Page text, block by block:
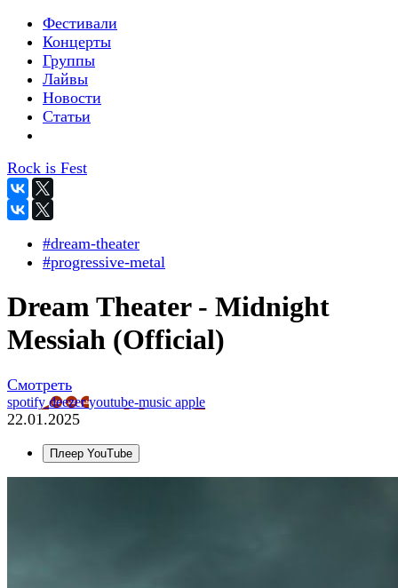
Фестивали
Концерты
Группы
Лайвы
Новости
Статьи
Rock is Fest
#dream-theater
#progressive-metal
Dream Theater - Midnight
Messiah (Official)
Смотреть
spotifydeezeryoutube-music apple
22.01.2025
Плеер YouTube